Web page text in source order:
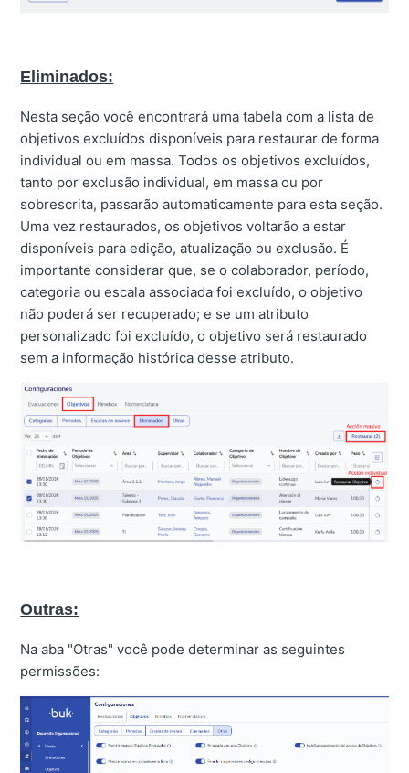
Eliminados:
Nesta seção você encontrará uma tabela com a lista de
objetivos excluídos disponíveis para restaurar de forma
individual ou em massa. Todos os objetivos excluídos,
tanto por exclusão individual, em massa ou por
sobrescrita, passarão automaticamente para esta seção.
Uma vez restaurados, os objetivos voltarão a estar
disponíveis para edição, atualização ou exclusão. É
importante considerar que, se o colaborador, período,
categoria ou escala associada foi excluído, o objetivo
não poderá ser recuperado; e se um atributo
personalizado foi excluído, o objetivo será restaurado
sem a informação histórica desse atributo.
Outras:
Na aba "Otras" você pode determinar as seguintes
permissões: